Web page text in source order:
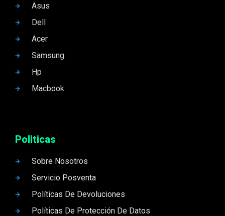
Asus
Dell
Acer
Samsung
Hp
Macbook
Politicas
Sobre Nosotros
Servicio Posventa
Políticas De Devoluciones
Políticas De Protección De Datos